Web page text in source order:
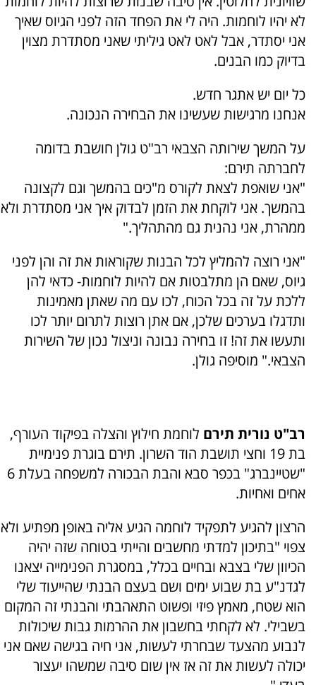
לא יהיו לוחמות. היה לי את הפחד הזה לפני הגיוס שאיך
אני יסתדר, אבל לאט לאט גיליתי שאני מסתדרת מצוין
בדיוק כמו הבנים.
כל יום יש אתגר חדש.
אנחנו מרגישות שעשינו את הבחירה הנכונה.
על המשך שירותה הצבאי רב"ט גולן חושבת בדומה
לחברתה תירם:
"אני שואפת לצאת לקורס מ"כים בהמשך וגם לקצונה
בהמשך. אני לוקחת את הזמן לבדוק איך אני מסתדרת ולא
ממהרת, אני נהנית גם מהתהליך."
"אני רוצה להמליץ לכל הבנות שקוראות את זה והן לפני
גיוס, שאם הן מתלבטות אם להיות לוחמות- כדאי להן
ללכת על זה בכל הכוח, לכו עם מה שאתן מאמינות
ותדגלו בערכים שלכן, אם אתן רוצות לתרום יותר לכו
ותעשו את זה! זו בחירה נבונה וניצול נכון של השירות
הצבאי." מוסיפה גולן.
רב"ט נורית תירם לוחמת חילוץ והצלה בפיקוד העורף,
בת 19 וחצי תושבת הוד השרון. תירם בוגרת פנימיית
"שטיינברג" בכפר סבא והבת הבכורה למשפחה בעלת 6
אחים ואחיות.
הרצון להגיע לתפקיד לוחמה הגיע אליה באופן מפתיע ולא
צפוי "בתיכון למדתי מחשבים והייתי בטוחה שזה יהיה
הכיוון שלי בצבא ובחיים בכלל, במסגרת הפנימייה יצאנו
לגדנ"ע בת שבוע ימים ושם בעצם הבנתי שהייעוד שלי
הוא שטח, מאמץ פיזי ופשוט התאהבתי והבנתי זה המקום
בשבילי. לא לקחתי בחשבון את ההרמות גבות שיכולות
לנבוע מהצעד שבחרתי לעשות, אני חיה בגישה שאם אני
יכולה לעשות את זה אז אין שום סיבה שמשהו יעצור